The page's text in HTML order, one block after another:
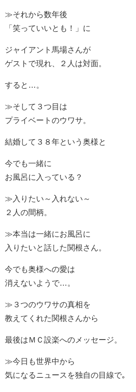
≫それから数年後
「笑っていいとも！」に
ジャイアント馬場さんが
ゲストで現れ、２人は対面。
すると…。
≫そして３つ目は
プライベートのウワサ。
結婚して３８年という奥様と
今でも一緒に
お風呂に入っている？
≫入りたい～入れない～
２人の間柄。
≫本当は一緒にお風呂に
入りたいと話した関根さん。
今でも奥様への愛は
消えないようで…。
≫３つのウワサの真相を
教えてくれた関根さんから
最後はＭＣ設楽へのメッセージ。
≫今日も世界中から
気になるニュースを独自の目線で｡